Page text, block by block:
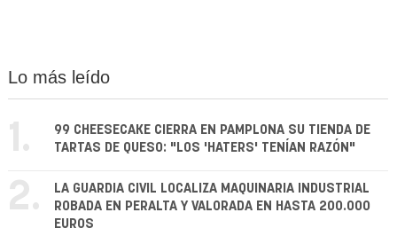
Lo más leído
1.
99 CHEESECAKE CIERRA EN PAMPLONA SU TIENDA DE
TARTAS DE QUESO: "LOS 'HATERS' TENÍAN RAZÓN"
2.
LA GUARDIA CIVIL LOCALIZA MAQUINARIA INDUSTRIAL
ROBADA EN PERALTA Y VALORADA EN HASTA 200.000
EUROS